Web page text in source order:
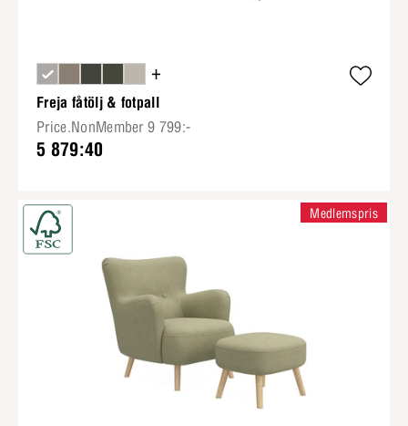
+
Freja fåtölj & fotpall
Price.NonMember 9 799:-
5 879:40
Medlemspris